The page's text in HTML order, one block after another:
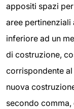
appositi spazi
aree pertinenziali
inferiore ad un
di costruzione,
corrispondente
nuova
secondo